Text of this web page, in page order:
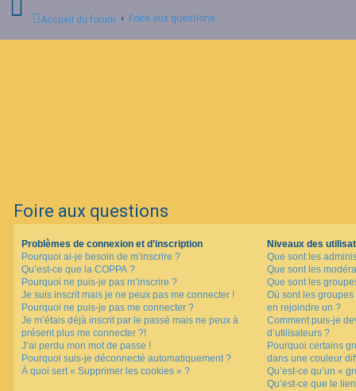
I
Accueil du forum Foire aux questions
Foire aux questions
Problèmes de connexion et d’inscription
Pourquoi ai-je besoin de m’inscrire ?
Qu’est-ce que la COPPA ?
Pourquoi ne puis-je pas m’inscrire ?
Je suis inscrit mais je ne peux pas me connecter !
Pourquoi ne puis-je pas me connecter ?
Je m’étais déjà inscrit par le passé mais ne peux à
présent plus me connecter ?!
J’ai perdu mon mot de passe !
Pourquoi suis-je déconnecté automatiquement ?
À quoi sert « Supprimer les cookies » ?
Niveaux des
Que sont les
Que sont les
Que sont les
Où sont les
en rejoindre un ?
Comment puis-je
d’utilisateurs ?
Pourquoi certains
dans une couleur
Qu’est-ce qu’un «
Qu’est-ce que le